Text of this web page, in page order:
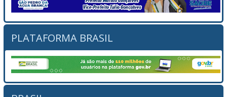
PLATAFORMA BRASIL